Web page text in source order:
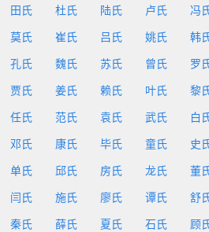
田氏 杜氏 陆氏 卢氏 冯
莫氏 崔氏 吕氏 姚氏 韩
孔氏 魏氏 苏氏 曾氏 罗
贾氏 姜氏 赖氏 叶氏 黎
任氏 范氏 袁氏 武氏 白
邓氏 康氏 毕氏 童氏 史
单氏 邱氏 房氏 龙氏 董
闫氏 施氏 廖氏 谭氏 舒
秦氏 薛氏 夏氏 石氏 顾